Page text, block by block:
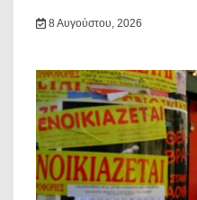
8 Αυγούστου, 2026